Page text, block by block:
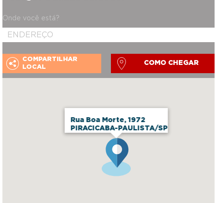
Rua Boa Morte, 1972
PIRACICABA-PAULISTA/SP
Onde você está?
COMPARTILHAR
LOCAL
COMO CHEGAR